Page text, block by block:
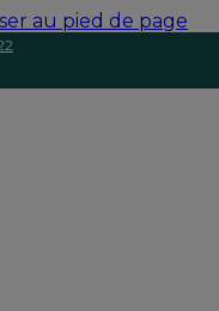
au pied de page